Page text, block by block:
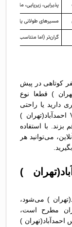
کوتاهی در پیش
) قطعا نوع
دارید یا راحتی
بیشتری می‌خواهید، خرید بلیط اتوبوس VIP احمدآباد(تهران )
با استفاده
می‌توانید هر
)
) می‌شود،
مطرح است،
)